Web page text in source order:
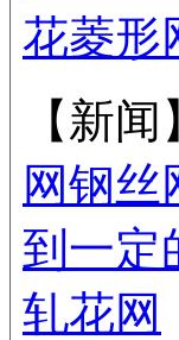
花菱形
【新闻
网钢丝
到一定
轧花网